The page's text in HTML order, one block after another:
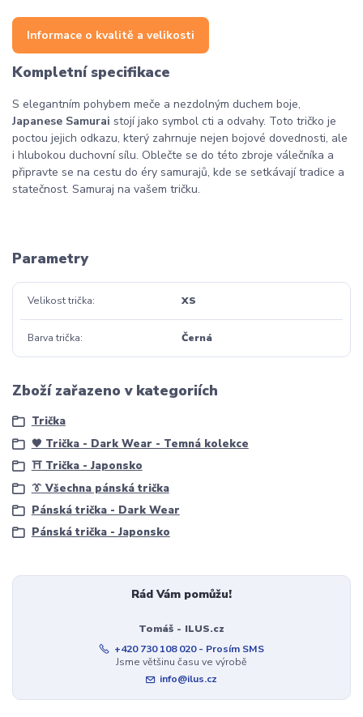
Informace o kvalitě a velikosti
Kompletní specifikace
S elegantním pohybem meče a nezdolným duchem boje,
Japanese Samurai stojí jako symbol cti a odvahy. Toto tričko je
poctou jejich odkazu, který zahrnuje nejen bojové dovednosti, ale
i hlubokou duchovní sílu. Oblečte se do této zbroje válečníka a
připravte se na cestu do éry samurajů, kde se setkávají tradice a
statečnost. Samuraj na vašem tričku.
Parametry
Velikost trička XS
Barva trička Černá
Zboží zařazeno v kategoriích
Trička
🖤 Trička - Dark Wear - Temná kolekce
⛩️ Trička - Japonsko
👔 Všechna pánská trička
Pánská trička - Dark Wear
Pánská trička - Japonsko
Rád Vám pomůžu!
Tomáš - ILUS.cz
+420 730 108 020 - Prosím SMS
Jsme většinu času ve výrobě
info@ilus.cz